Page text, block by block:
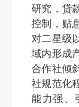
研究，贷
控制，贴
对二星级
域内形成
合作社倾
社规范化
能力强、